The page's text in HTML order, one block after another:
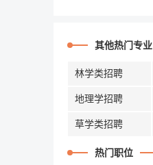
其他热门专业
林学类招聘
地理学招聘
草学类招聘
热门职位